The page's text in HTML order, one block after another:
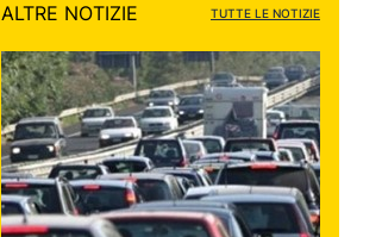
ALTRE NOTIZIE TUTTE LE NOTIZIE